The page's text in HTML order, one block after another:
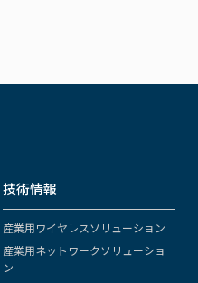
技術情報
産業用ワイヤレスソリューション
産業用ネットワークソリューショ
ン